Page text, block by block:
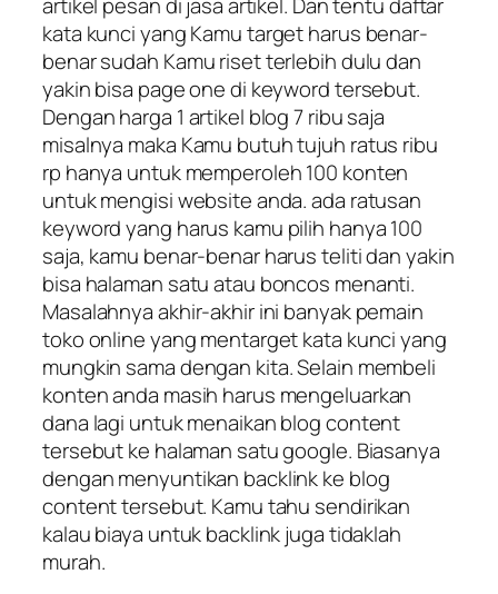
artikel pesan di jasa artikel. Dan tentu daftar
kata kunci yang Kamu target harus benar-
benar sudah Kamu riset terlebih dulu dan
yakin bisa page one di keyword tersebut.
Dengan harga 1 artikel blog 7 ribu saja
misalnya maka Kamu butuh tujuh ratus ribu
rp hanya untuk memperoleh 100 konten
untuk mengisi website anda. ada ratusan
keyword yang harus kamu pilih hanya 100
saja, kamu benar-benar harus teliti dan yakin
bisa halaman satu atau boncos menanti.
Masalahnya akhir-akhir ini banyak pemain
toko online yang mentarget kata kunci yang
mungkin sama dengan kita. Selain membeli
konten anda masih harus mengeluarkan
dana lagi untuk menaikan blog content
tersebut ke halaman satu google. Biasanya
dengan menyuntikan backlink ke blog
content tersebut. Kamu tahu sendirikan
kalau biaya untuk backlink juga tidaklah
murah.